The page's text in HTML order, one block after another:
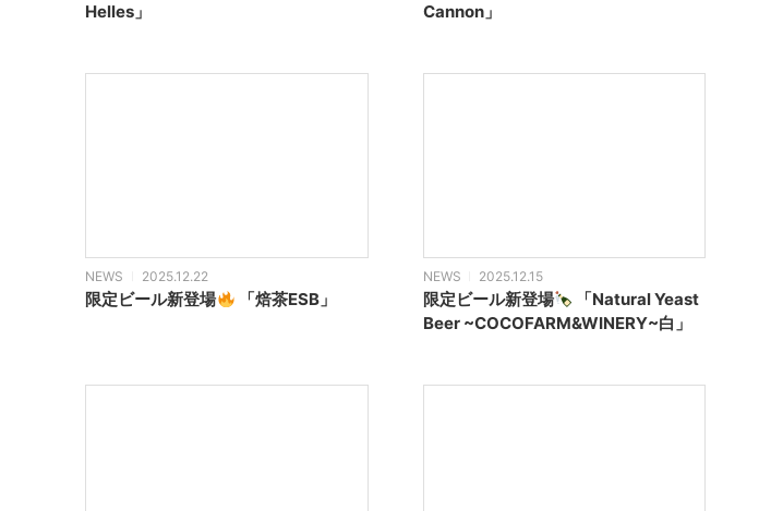
Helles」
Cannon」
NEWS 2025.12.22
限定ビール新登場 「焙茶ESB」
NEWS 2025.12.15
限定ビール新登場
「Natural Yeast
Beer ~COCOFARM&WINERY~白」